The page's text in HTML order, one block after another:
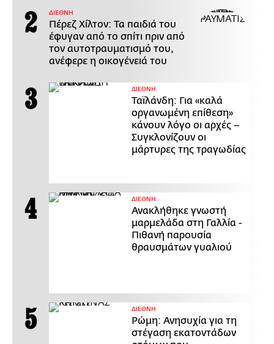
ΔΙΕΘΝΗ
Πέρεζ Χίλτον: Τα παιδιά του
έφυγαν από το σπίτι πριν από
τον αυτοτραυματισμό του,
ανέφερε η οικογένειά του
ΔΙΕΘΝΗ
Ταϊλάνδη: Για «καλά
οργανωμένη επίθεση»
κάνουν λόγο οι αρχές –
Συγκλονίζουν οι
μάρτυρες της τραγωδίας
ΔΙΕΘΝΗ
Ανακλήθηκε γνωστή
μαρμελάδα στη Γαλλία -
Πιθανή παρουσία
θραυσμάτων γυαλιού
ΔΙΕΘΝΗ
Ρώμη: Ανησυχία για τη
στέγαση εκατοντάδων